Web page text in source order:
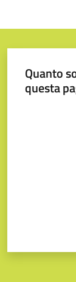
Quanto
questa